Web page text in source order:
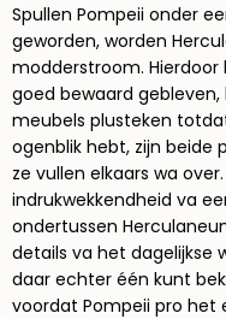
Spullen Pompeii onder
geworden, worden
modderstroom.
goed bewaard
meubels plusteken
ogenblik hebt, zijn beide
ze vullen elkaars wa
indrukwekkendheid va
ondertussen
details va het dagelijkse
daar echter één kunt
voordat Pompeii pro het